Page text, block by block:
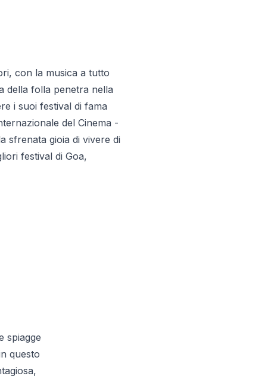
con la musica a tutto
della folla penetra nella
i suoi festival di fama
del Cinema -
sfrenata gioia di vivere di
festival di Goa,
spiagge
questo